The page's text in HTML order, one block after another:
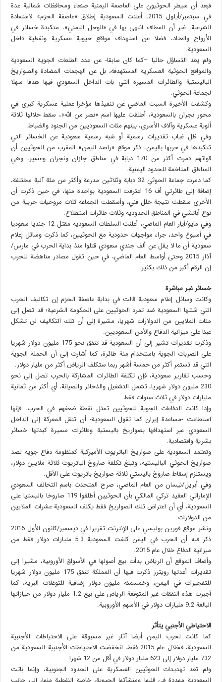
فبعد أن سيطر الحوثيون على العاصمة اليمنية صنعاء ومحافظات شمالية عدة
في سبتمبر/أيلول 2015، أعلنت السعودية إطلاق «عاصفة الحزم» لاستعادة
الشرعية، غير أن المطاف انتهى بها في «الوحل اليمني»، متكبدة خسائر في
الأرواح والعتاد، فضلا عن استهداف مواقع حيوية عسكرية ونفطية داخل
السعودية.
ولم يعد التساؤل حاليا –كما كان سابقا- عن عدد الطلعات الجوية السعودية
والمواقع الحوثية العسكرية المستهدفة، بل عن الهجمات المضادة والصواريخ
الباليستية والطائرات المسيرة التي بات الداخل السعودي فيها هدفا سهلا
لجماعة الحوثي.
وكشفت الأخيرة السبت الماضي عن تنفيذها مؤخرا عملية عسكرية كبرى في
محور نجران بالسعودية، أطلقت عليها اسم «نصر من الله»، سقط خلالها ثلاثة
ألوية عسكرية وآلاف الأسرى، بينهم مئات السعوديين من الجنود والضباط.
وفي ظل غياب تقديرات رسمية أو شبه رسمية سعودية عن الخسائر التي
تتكبدها في حربها باليمن، ذكر موقع «راصد اليمن» المقرب من الحوثيين أن
قواتهم دمرت أكثر من 170 دبابة في مناطق جازان ونجران وعسير، وهي
المناطق المتاخمة للحدود اليمنية.
كما دمرت جماعة الحوثي 32 دبابة وثلاثين مدرعة وأكثر من مئة آلية مختلفة،
إضافة إلى طائرتي أف 16 اعترفت السعودية بواحدة منها، في حين ذكرت أن
الأخرى سقطت نتيجة خلل فني، وأسقطت الجماعة ثلاث مروحيات حربية من
نوع أباتشي في المناطق الحدودية وثلاث طائرات استطلاع.
وفي مايو/أيار العام الماضي، أعلنت السلطات السعودية مقتل 12 جنديا سعوديا
في أسبوع واحد، جراء مواجهات حدودية مع الحوثيين، كما ذكرت وسائل إعلام
سعودية أن ما لا يقل عن ألف جندي سعودي قتلوا منذ بداية الحرب في مارس/
آذار 2015 وحتى أواسط العام الماضي، في حين تقول مصادر مناهضة للحرب
إن الرقم أكبر من ذلك بكثير.
خسائر غير مباشرة
وكانت وسائل إعلام سعودية قالت في بداية عاصفة الحزم إن تكاليف الحرب
التي شنتها السعودية ضد تمرد الحوثيين على الحكومة الشرعية؛ قد تصل إلى
مئات الملايين من الدولارات شهريا، مشيرة إلى أن تلك التكاليف لن تشكل
عبئا على ميزانية الدفاع والأمن السعوديين.
وذكرت تقديرات تشير إلى أن السعودية قد تنفق نحو 175 مليون دولار شهريا
على الضربات الجوية باستخدام مئة طائرة، كما أشارت إلى أن الحملة الجوية
التي قد تستمر أكثر من خمسة أشهر ربما ستكلف الرياض أكثر من مليار دولار.
وحسب تقارير سعودية، فإن تكلفة الطائرات المشاركة بالحرب تصل إلى نحو
230 مليون دولار شهريا، تشمل التشغيل والذخائر والصيانة، أي أكثر من ثمانية
مليارات دولار في ثلاث سنوات فقط.
وإذا كانت الدفاعات الجوية للحوثيين تمثل نقطة ضعفهم في الحرب، فإنها
استطاعت -مساعدة إيران كما تقول السعودية- أن تنقل المعركة إلى الداخل
السعودي عبر استهدافها بصواريخ باليستية وطائرات مسيرة كبدتها خسائر
بشرية واقتصادية.
وتعتمد السعودية على صواريخ الباتريوت الأميركية كمنظومة دفاع جوية لصد
صواريخ الحوثي الباليستية، وتبلغ تكلفة صاروخ الباتريوت ثلاثة ملايين دولار،
ويستلزم إسقاط صاروخ باليستي ثلاثة صواريخ باتريوت على الأقل.
وفي أبريل/نيسان من العام الماضي، صرح المتحدث باسم التحالف السعودي
الإماراتي العقيد تركي المالكي بأن الحوثيين أطلقوا 119 صاروخا باليستيا على
السعودية، أي أن اعتراض تلك الصواريخ فقط يكلف السعودية عشرات الملايين
من الدولارات.
ونشر موقع فورين بوليسي على الإنترنت تقريرا في ديسمبر/كانون الأول 2016
ذكر فيه أن الحرب في اليمن كلفت السعودية 5.3 مليارات دولار فقط من
ميزانية الدفاع خلال عام 2015.
وأضاف الموقع أن الرياض بدأت بيع أصولها في الأسواق الأوروبية، مشيرا إلى
تقديرات أعدتها رويترز ذكرت فيها أن المملكة تنفق 175 مليون دولار شهريا
للتفجيرات في اليمن، وخمسمئة مليون دولار إضافية للتوغلات البرية، كما
أجبرت هذه النفقات غير المتوقعة الرياض على بيع 1.2 مليار دولار من حيازاتها
البالغة 9.2 مليارات دولار في الأسهم الأوروبية.
الاحتياطي الأجنبي يتأثر
كما كانت لحرب اليمن أيضا آثار غير مسبوقة على الاحتياطات الأجنبية
السعودية، فخلال عام 2015 فقط، انخفضت الاحتياطات الأجنبية السعودية من
732 مليار دولار إلى 623 مليار دولار في أقل من 12 شهرا.
ولم تعد تهديدات الحوثيين العسكرية على الحدود الجنوبية، وإنما باتت